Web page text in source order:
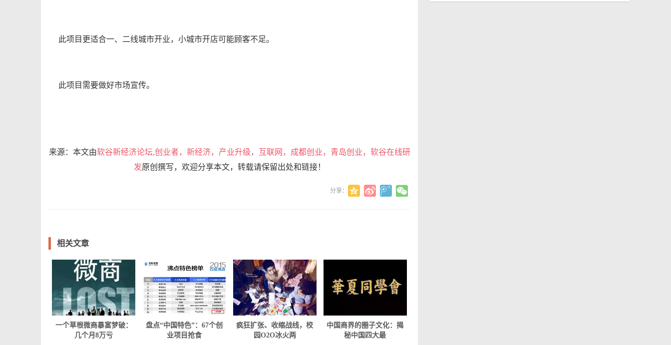
此项目更适合一、二线城市开业，小城市开店可能顾客不足。
此项目需要做好市场宣传。
来源：本文由软谷新经济论坛,创业者，新经济，产业升级，互联网，成都创业，青岛创业，软谷在线研
发原创撰写，欢迎分享本文，转载请保留出处和链接！
分享：
相关文章
一个草根微商暴富梦破：
几个月8万亏
盘点“中国特色”：67个创
业项目抢食
疯狂扩张、收缩战线，校
园O2O冰火两
中国商界的圈子文化：揭
秘中国四大最